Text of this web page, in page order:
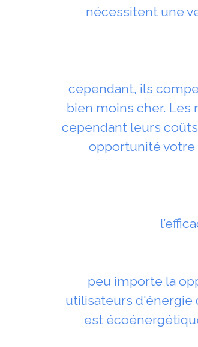
nécessitent une
cependant, ils
bien moins cher. Les
cependant leurs
opportunité
peu importe la
utilisateurs d'énergie
est